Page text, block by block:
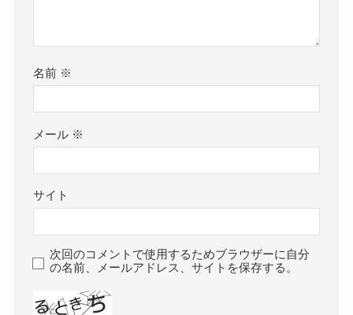
名前 ※
メール ※
サイト
次回のコメントで使用するためブラウザーに自分
の名前、メールアドレス、サイトを保存する。